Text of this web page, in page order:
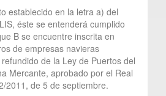
establecido en la letra a) del
éste se entenderá cumplido
B se encuentre inscrita en
de empresas navieras
de la Ley de Puertos del
Mercante, aprobado por el Real
2011, de 5 de septiembre.